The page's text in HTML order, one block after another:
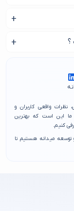
ارائه دهد، بررسی نظرات
انتخاب را برای کاربران
این منطقه به شما کمک
و خواست شما
؟
واقعی کاربران و
این است که بهترین
کنیم.
توسعه میدانه هستیم تا